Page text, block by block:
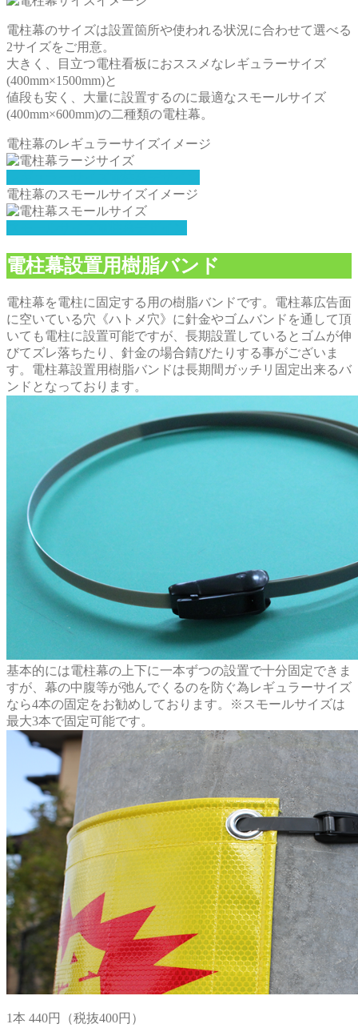
電柱幕のサイズは設置箇所や使われる状況に合わせて選べる
2サイズをご用意。
大きく、目立つ電柱看板におススメなレギュラーサイズ
(400mm×1500mm)と
値段も安く、大量に設置するのに最適なスモールサイズ
(400mm×600mm)の二種類の電柱幕。
電柱幕のレギュラーサイズイメージ
電柱幕のスモールサイズイメージ
電柱幕設置用樹脂バンド
電柱幕を電柱に固定する用の樹脂バンドです。電柱幕広告面
に空いている穴《ハトメ穴》に針金やゴムバンドを通して頂
いても電柱に設置可能ですが、長期設置しているとゴムが伸
びてズレ落ちたり、針金の場合錆びたりする事がございま
す。電柱幕設置用樹脂バンドは長期間ガッチリ固定出来るバ
ンドとなっております。
基本的には電柱幕の上下に一本ずつの設置で十分固定できま
すが、幕の中腹等が弛んでくるのを防ぐ為レギュラーサイズ
なら4本の固定をお勧めしております。※スモールサイズは
最大3本で固定可能です。
1本 440円（税抜400円）